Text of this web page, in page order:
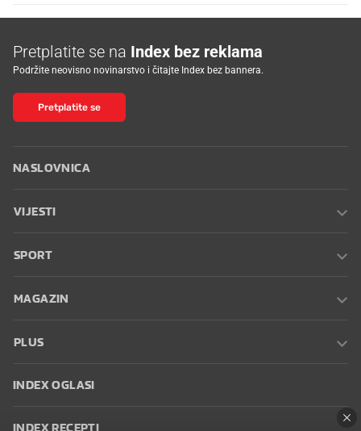
Pretplatite se na Index bez reklama
Podržite neovisno novinarstvo i čitajte Index bez bannera.
Pretplatite se
NASLOVNICA
VIJESTI
SPORT
MAGAZIN
PLUS
INDEX OGLASI
INDEX RECEPTI